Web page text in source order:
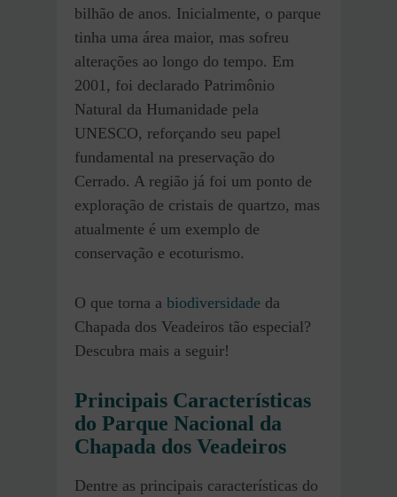
bilhão de anos. Inicialmente, o parque
tinha uma área maior, mas sofreu
alterações ao longo do tempo. Em
2001, foi declarado Patrimônio
Natural da Humanidade pela
UNESCO, reforçando seu papel
fundamental na preservação do
Cerrado. A região já foi um ponto de
exploração de cristais de quartzo, mas
atualmente é um exemplo de
conservação e ecoturismo.
O que torna a biodiversidade da
Chapada dos Veadeiros tão especial?
Descubra mais a seguir!
Principais Características
do Parque Nacional da
Chapada dos Veadeiros
Dentre as principais características do